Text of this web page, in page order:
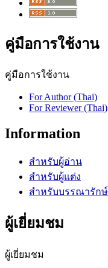
คู่มือการใช้งาน
คู่มือการใช้งาน
For Author (Thai)
For Reviewer (Thai)
Information
สำหรับผู้อ่าน
สำหรับผู้แต่ง
สำหรับบรรณารักษ์
ผู้เยี่ยมชม
ผู้เยี่ยมชม